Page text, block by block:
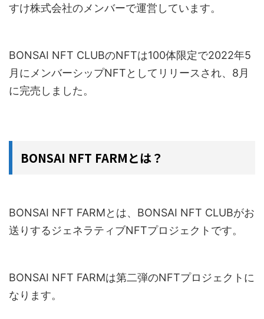
すけ株式会社のメンバーで運営しています。
BONSAI NFT CLUBのNFTは100体限定で2022年5
月にメンバーシップNFTとしてリリースされ、8月
に完売しました。
BONSAI NFT FARMとは？
BONSAI NFT FARMとは、BONSAI NFT CLUBがお
送りするジェネラティブNFTプロジェクトです。
BONSAI NFT FARMは第二弾のNFTプロジェクトに
なります。